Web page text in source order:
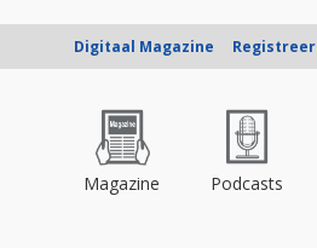
Digitaal Magazine Registreer
Magazine Podcasts